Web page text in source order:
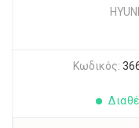
Κωδικός: